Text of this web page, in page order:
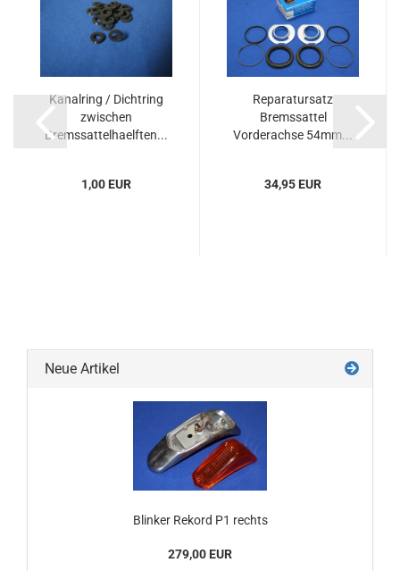
Kanalring / Dichtring
zwischen
Bremssattelhaelften...
1,00 EUR
Reparatursatz
Bremssattel
Vorderachse 54mm...
34,95 EUR
Neue Artikel
Blinker Rekord P1 rechts
279,00 EUR